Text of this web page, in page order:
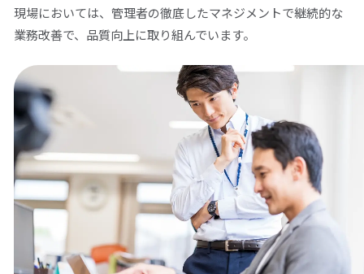
現場においては、管理者の徹底したマネジメントで継続的な
業務改善で、品質向上に取り組んでいます。